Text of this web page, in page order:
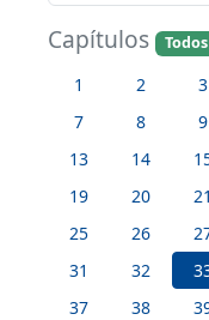
Capítulos Todos
1 2 3
7
8 9
13
14
19
20 21
25
26
31
32
37
38